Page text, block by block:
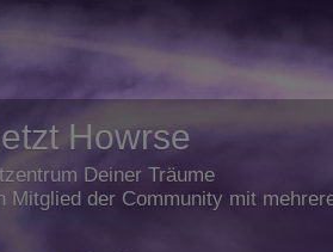
Howrse
Deiner Träume
Mitglied der Community mit